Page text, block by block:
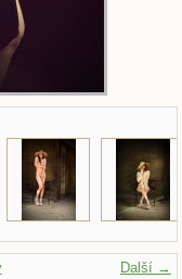
Další →